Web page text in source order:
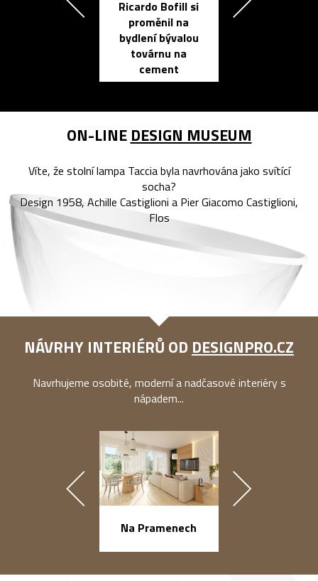
Ricardo Bofill si
proměnil na
bydlení bývalou
továrnu na
cement
ON-LINE DESIGN MUSEUM
Víte, že stolní lampa Taccia byla navrhována jako svítící
socha?
Design 1958, Achille Castiglioni a Pier Giacomo Castiglioni,
Flos
NÁVRHY INTERIÉRŮ OD DESIGNPRO.CZ
Navrhujeme osobité, moderní a nadčasové interiéry s
nápadem...
Na Pramenech